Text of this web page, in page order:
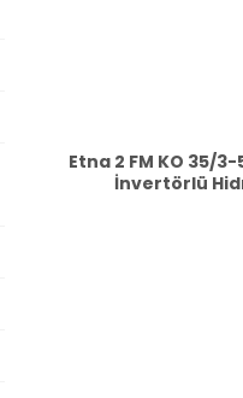
Etna 2 FM KO 35/
İnvertörlü